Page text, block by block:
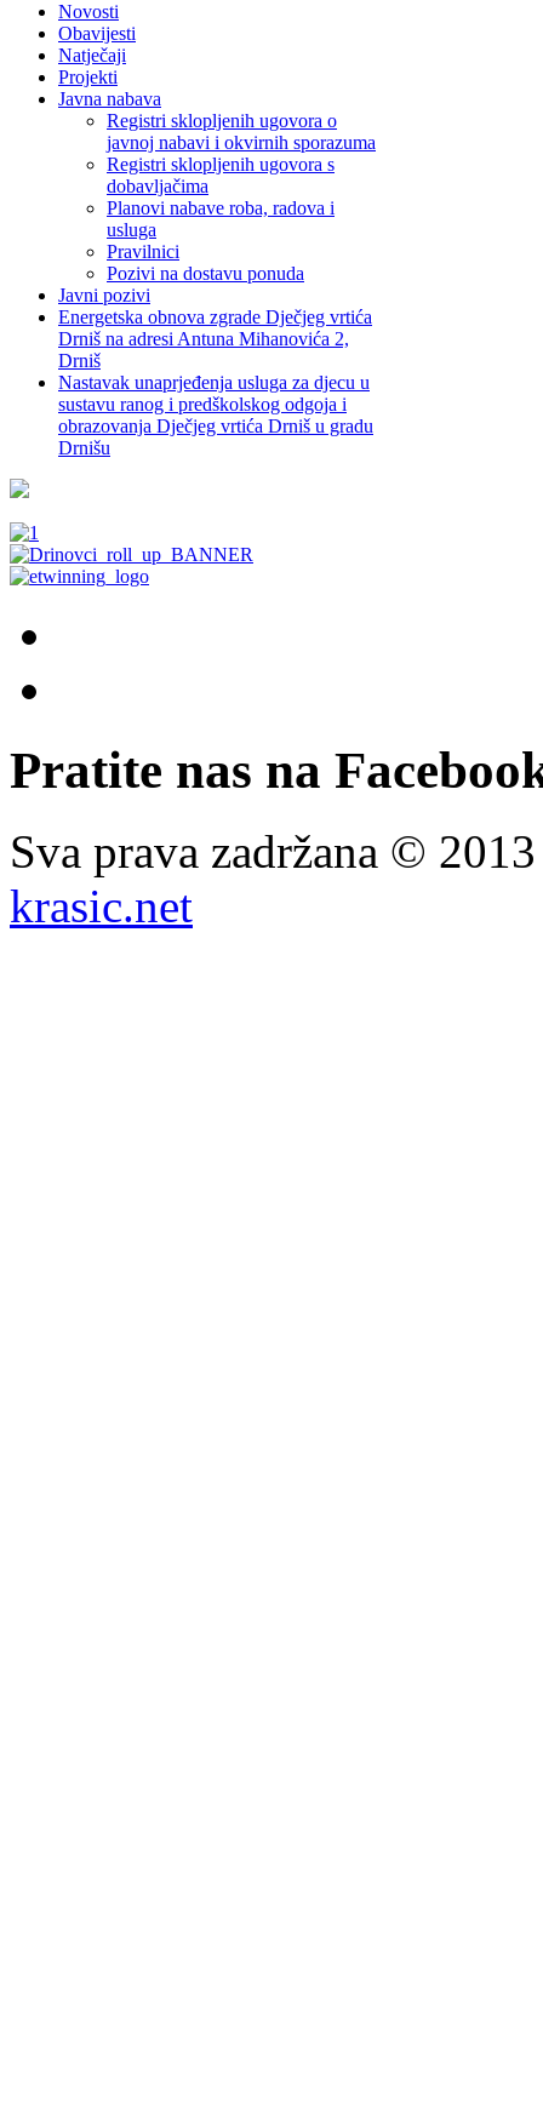
Novosti
Obavijesti
Natječaji
Projekti
Javna nabava
Registri sklopljenih ugovora o
javnoj nabavi i okvirnih sporazuma
Registri sklopljenih ugovora s
dobavljačima
Planovi nabave roba, radova i
usluga
Pravilnici
Pozivi na dostavu ponuda
Javni pozivi
Energetska obnova zgrade Dječjeg vrtića
Drniš na adresi Antuna Mihanovića 2,
Drniš
Nastavak unaprjeđenja usluga za djecu u
sustavu ranog i predškolskog odgoja i
obrazovanja Dječjeg vrtića Drniš u gradu
Drnišu
Pratite nas na
Sva prava zadržana ©
krasic.net